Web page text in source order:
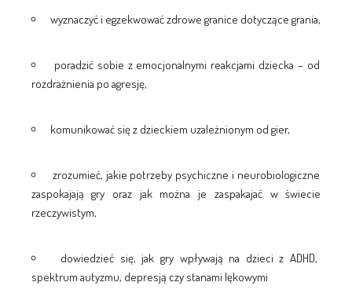
wyznaczyć i egzekwować zdrowe granice dotyczące grania,
poradzić sobie z emocjonalnymi reakcjami dziecka – od
rozdrażnienia po agresję,
komunikować się z dzieckiem uzależnionym od gier,
zrozumieć, jakie potrzeby psychiczne i neurobiologiczne
zaspokajają gry oraz jak można je zaspakajać w świecie
rzeczywistym,
dowiedzieć się, jak gry wpływają na dzieci z ADHD,
spektrum autyzmu, depresją czy stanami lękowymi